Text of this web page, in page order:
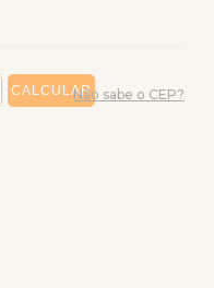
Não sabe o CEP?